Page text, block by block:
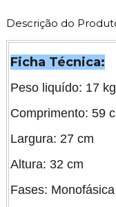
Descrição do
Ficha Técnica:
Peso liquído: 17 kg
Comprimento: 59
Largura: 27 cm
Altura: 32 cm
Fases: Monofásica